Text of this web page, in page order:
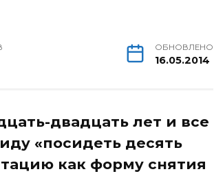
ОБНОВЛЕНО
16.05.2014
двадцать лет и все
«посидеть десять
как форму снятия